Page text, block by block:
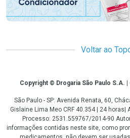
Voltar ao
CopyrightCopyright © Drogaria São Paulo S.A.
São Paulo - SP: Avenida Renata, 60,
Gislaine Lima Meo CRF 40.354 | 24
Processo: 2531.559767/2014-90
informações contidas neste site, como